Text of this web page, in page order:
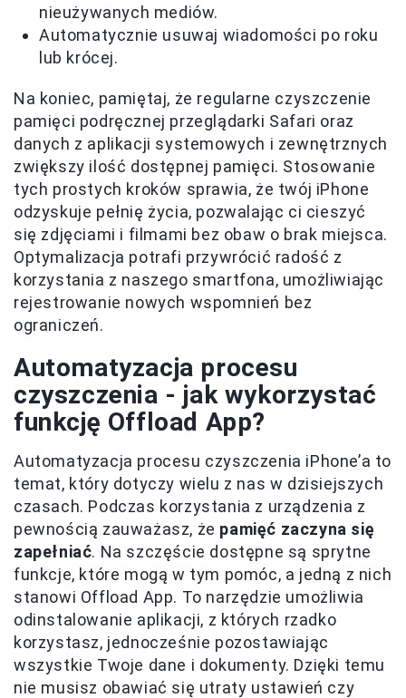
nieużywanych mediów.
Automatycznie usuwaj wiadomości po roku
lub krócej.
Na koniec, pamiętaj, że regularne czyszczenie
pamięci podręcznej przeglądarki Safari oraz
danych z aplikacji systemowych i zewnętrznych
zwiększy ilość dostępnej pamięci. Stosowanie
tych prostych kroków sprawia, że twój iPhone
odzyskuje pełnię życia, pozwalając ci cieszyć
się zdjęciami i filmami bez obaw o brak miejsca.
Optymalizacja potrafi przywrócić radość z
korzystania z naszego smartfona, umożliwiając
rejestrowanie nowych wspomnień bez
ograniczeń.
Automatyzacja procesu
czyszczenia - jak wykorzystać
funkcję Offload App?
Automatyzacja procesu czyszczenia iPhone’a to
temat, który dotyczy wielu z nas w dzisiejszych
czasach. Podczas korzystania z urządzenia z
pewnością zauważasz, że pamięć zaczyna się
zapełniać. Na szczęście dostępne są sprytne
funkcje, które mogą w tym pomóc, a jedną z nich
stanowi Offload App. To narzędzie umożliwia
odinstalowanie aplikacji, z których rzadko
korzystasz, jednocześnie pozostawiając
wszystkie Twoje dane i dokumenty. Dzięki temu
nie musisz obawiać się utraty ustawień czy